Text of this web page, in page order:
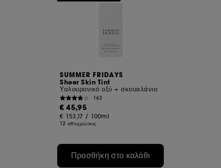
SUMMER FRIDAYS
Sheer Skin Tint
Υαλουρονικό οξύ + σκουαλάνιο
163
€ 45,95
€ 153,17 / 100ml
12 αποχρώσεις
Προσθήκη στο καλάθι